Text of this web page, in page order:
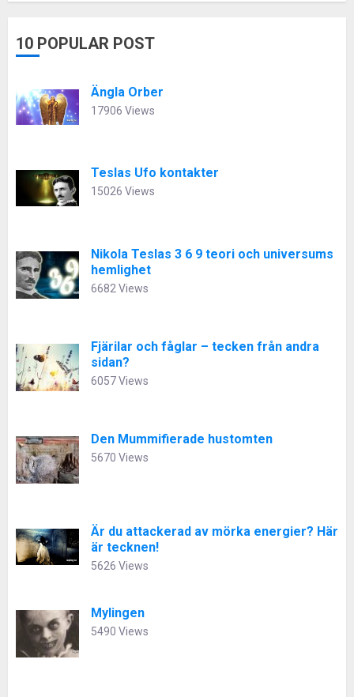
10 POPULAR POST
Ängla Orber
17906 Views
Teslas Ufo kontakter
15026 Views
Nikola Teslas 3 6 9 teori och universums
hemlighet
6682 Views
Fjärilar och fåglar – tecken från andra
sidan?
6057 Views
Den Mummifierade hustomten
5670 Views
Är du attackerad av mörka energier? Här
är tecknen!
5626 Views
Mylingen
5490 Views